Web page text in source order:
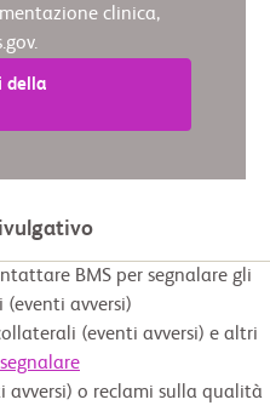
clinica,
della
BMS per segnalare gli
avversi)
(eventi avversi) e altri
o reclami sulla qualità